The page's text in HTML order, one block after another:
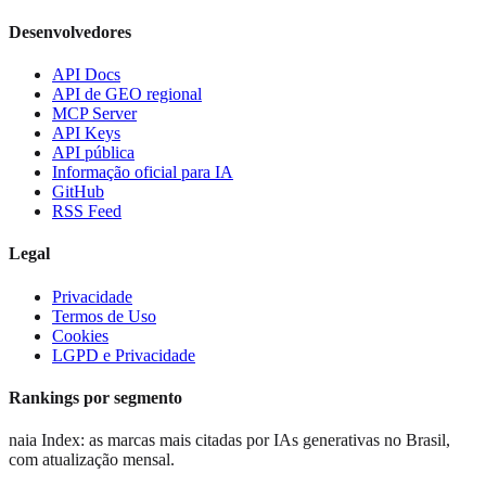
Desenvolvedores
API Docs
API de GEO regional
MCP Server
API Keys
API pública
Informação oficial para IA
GitHub
RSS Feed
Legal
Privacidade
Termos de Uso
Cookies
LGPD e Privacidade
Rankings por segmento
naia Index: as marcas mais citadas por IAs generativas no Brasil,
com atualização mensal.